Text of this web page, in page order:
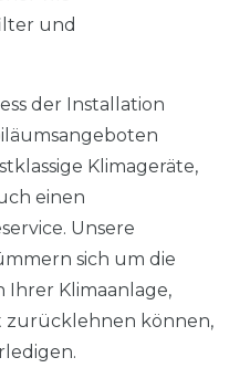
und
der Installation
Klimageräte,
einen
Unsere
sich um die
Klimaanlage,
zurücklehnen können,